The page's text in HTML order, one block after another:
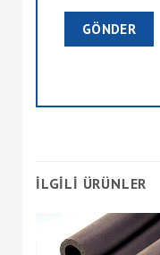
İLGILI ÜRÜNLER